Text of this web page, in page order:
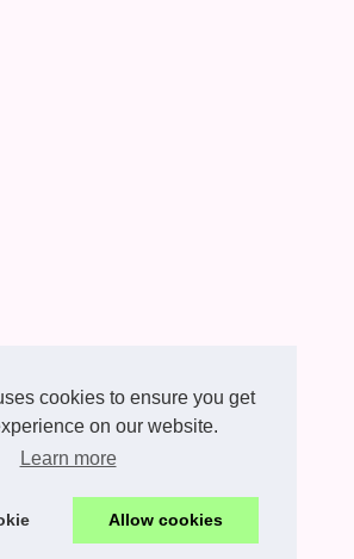
cookies to ensure you get
on our website.
Learn more
Allow cookies